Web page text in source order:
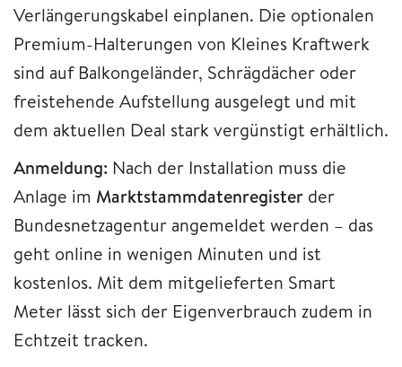
Verlängerungskabel einplanen. Die optionalen
Premium-Halterungen von Kleines Kraftwerk
sind auf Balkongeländer, Schrägdächer oder
freistehende Aufstellung ausgelegt und mit
dem aktuellen Deal stark vergünstigt erhältlich.
Anmeldung: Nach der Installation muss die
Anlage im Marktstammdatenregister der
Bundesnetzagentur angemeldet werden – das
geht online in wenigen Minuten und ist
kostenlos. Mit dem mitgelieferten Smart
Meter lässt sich der Eigenverbrauch zudem in
Echtzeit tracken.